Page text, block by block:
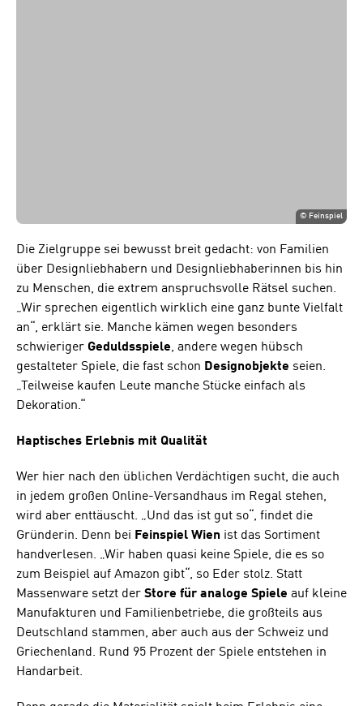
© Feinspiel
Die Zielgruppe sei bewusst breit gedacht: von Familien
über Designliebhabern und Designliebhaberinnen bis hin
zu Menschen, die extrem anspruchsvolle Rätsel suchen.
„Wir sprechen eigentlich wirklich eine ganz bunte Vielfalt
an“, erklärt sie. Manche kämen wegen besonders
schwieriger Geduldsspiele, andere wegen hübsch
gestalteter Spiele, die fast schon Designobjekte seien.
„Teilweise kaufen Leute manche Stücke einfach als
Dekoration.“
Haptisches Erlebnis mit Qualität
Wer hier nach den üblichen Verdächtigen sucht, die auch
in jedem großen Online-Versandhaus im Regal stehen,
wird aber enttäuscht. „Und das ist gut so“, findet die
Gründerin. Denn bei Feinspiel Wien ist das Sortiment
handverlesen. „Wir haben quasi keine Spiele, die es so
zum Beispiel auf Amazon gibt“, so Eder stolz. Statt
Massenware setzt der Store für analoge Spiele auf kleine
Manufakturen und Familienbetriebe, die großteils aus
Deutschland stammen, aber auch aus der Schweiz und
Griechenland. Rund 95 Prozent der Spiele entstehen in
Handarbeit.